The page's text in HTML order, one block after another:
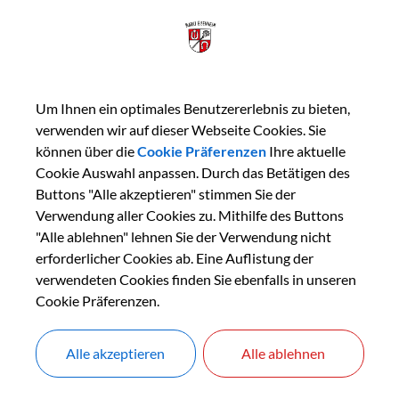
7:00-18:00
7:00-18:00
7:00-16:00
geschlossen
und Kontakt:
2
Eisenheim
info@dorfladen-eisenheim.de
0049 9386 9797 580
www.dorfladen-eisenheim.de
Dorfladen Eisenheim
und Instagram findest du auch unsere aktuellen
Um Ihnen ein optimales Benutzererlebnis zu bieten,
verwenden wir auf dieser Webseite Cookies. Sie
können über dieCookie PräferenzenIhre aktuelle
Cookie Auswahl anpassen. Durch das Betätigen des
Buttons "Alle akzeptieren" stimmen Sie der
Verwendung aller Cookies zu. Mithilfe des Buttons
"Alle ablehnen" lehnen Sie der Verwendung nicht
erforderlicher Cookies ab. Eine Auflistung der
verwendeten Cookies finden Sie ebenfalls in unseren
Cookie Präferenzen.
Alle akzeptieren Alle ablehnen